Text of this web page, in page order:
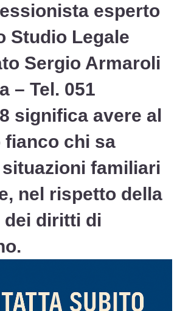
esperto
Studio Legale
Sergio Armaroli
– Tel. 051
significa avere al
fianco chi sa
familiari
nel rispetto della
dei diritti di